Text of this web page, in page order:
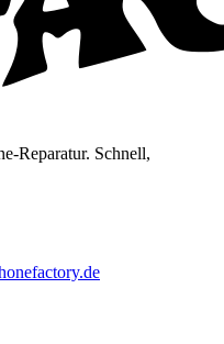
Reparatur. Schnell,